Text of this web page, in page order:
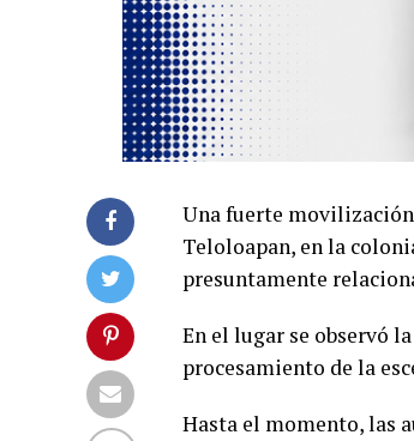
Una fuerte
Teloloapan, en la
presuntamente
En el lugar se observó
procesamiento de la
Hasta el momento, las